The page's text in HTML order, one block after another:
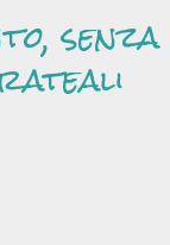
senza